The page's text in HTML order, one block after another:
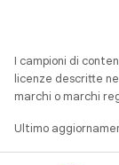
I campioni di
licenze descritte
marchi o marchi
Ultimo